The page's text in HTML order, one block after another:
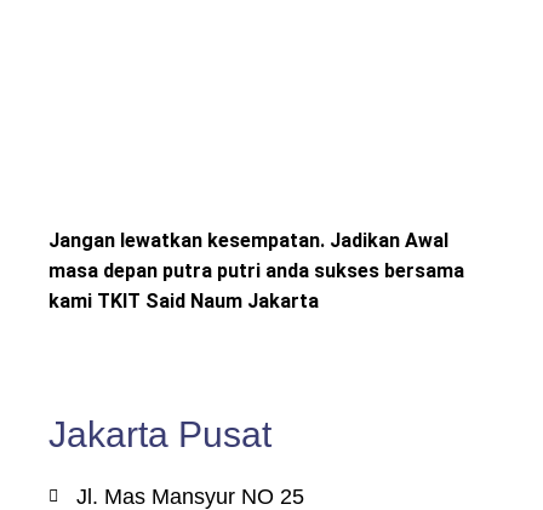
Jangan lewatkan kesempatan. Jadikan Awal
masa depan putra putri anda sukses bersama
kami TKIT Said Naum Jakarta
Jakarta Pusat
Jl. Mas Mansyur NO 25